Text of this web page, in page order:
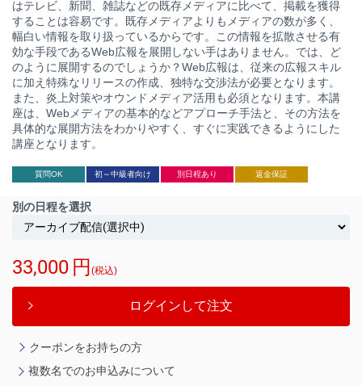
はテレビ、新聞、雑誌などの既存メディアに比べて、掲載を獲得
することは容易です。既存メディアよりもメディアの数が多く、
幅白い情報を取り扱っているからです。この情報を拡散させる有
効な手段であるWeb広報を展開しない手はありません。では、ど
のように展開するのでしょうか？Web広報は、従来の広報スキル
に加え特殊なリリースの作成、独特な交渉法が必要となります。
また、炎上対策やオウンドメディア活用も必須となります。本講
座は、Webメディアの基本的などアプローチ手法と、その方法を
具体的な展開方法をわかりやすく、すぐに実践できるようにした
講座となります。
質問OK 初～中級者向け 別日程あり 返金保証
別の日程を選択
33,000 円(税込)
ログインして注文
クーポンをお持ちの方
複数名でのお申込みについて